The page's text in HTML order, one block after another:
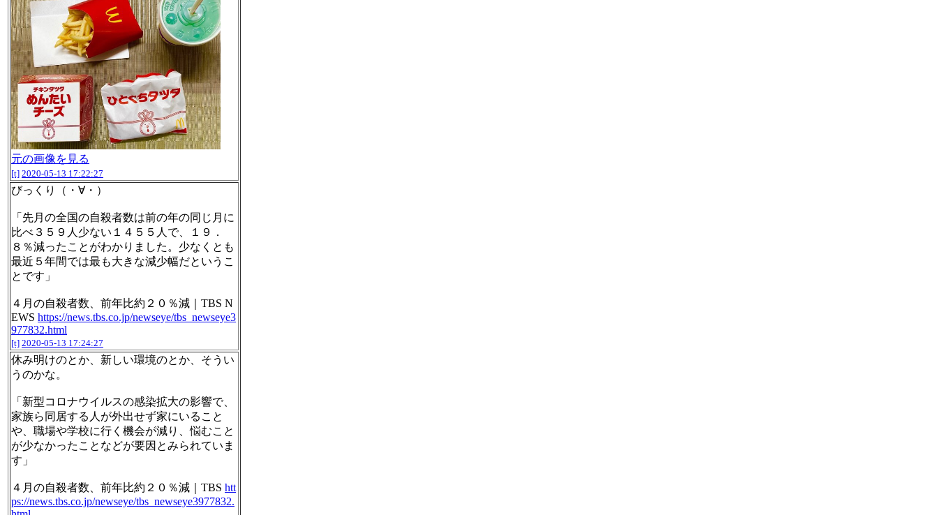
元の画像を見る
[t] 2020-05-13 17:22:27
びっくり（・∀・）
「先月の全国の自殺者数は前の年の同じ月に
比べ３５９人少ない１４５５人で、１９．
８％減ったことがわかりました。少なくとも
最近５年間では最も大きな減少幅だというこ
とです」
４月の自殺者数、前年比約２０％減｜TBS N
EWS https://news.tbs.co.jp/newseye/tbs_newseye3
977832.html
[t] 2020-05-13 17:24:27
休み明けのとか、新しい環境のとか、そうい
うのかな。
「新型コロナウイルスの感染拡大の影響で、
家族ら同居する人が外出せず家にいること
や、職場や学校に行く機会が減り、悩むこと
が少なかったことなどが要因とみられていま
す」
４月の自殺者数、前年比約２０％減｜TBS htt
ps://news.tbs.co.jp/newseye/tbs_newseye3977832.